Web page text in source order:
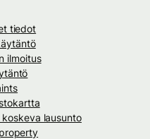
tiedot
ilmoitus
lausunto